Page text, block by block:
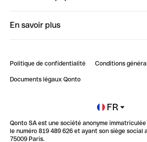
ClubQonto
Impact de l'IA sur les carrières/productivité
En savoir plus
Blog
Newsroom
Glossaire finance
Politique de confidentialité Conditions
Documents légaux Qonto
FR
Qonto SA est une société anonyme immatriculée
le numéro 819 489 626 et ayant son siège social
75009 Paris.